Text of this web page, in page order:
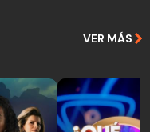
VER MÁS